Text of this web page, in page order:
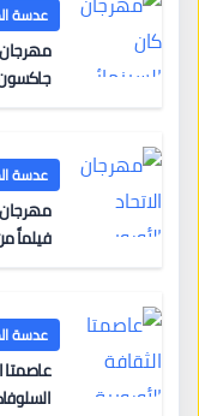
عدسة
عدسة
فيلماً من 19 دولة أوروبية
عدسة